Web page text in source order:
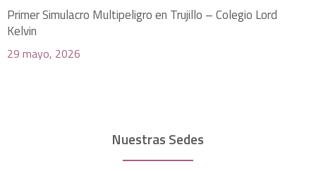
Primer Simulacro Multipeligro en Trujillo – Colegio Lord
Kelvin
29 mayo, 2026
Nuestras Sedes